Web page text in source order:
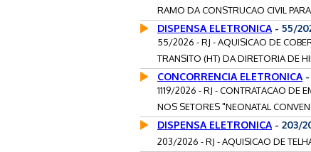
RAMO DA CONSTRUCAO CIVIL
DISPENSA ELETRONICA - 55/
55/2026 - RJ - AQUISICAO DE
TRANSITO (HT) DA DIRETORIA DE
CONCORRENCIA ELETRONICA
1119/2026 - RJ - CONTRATACAO DE
NOS SETORES "NEONATAL
DISPENSA ELETRONICA - 203/
203/2026 - RJ - AQUISICAO DE